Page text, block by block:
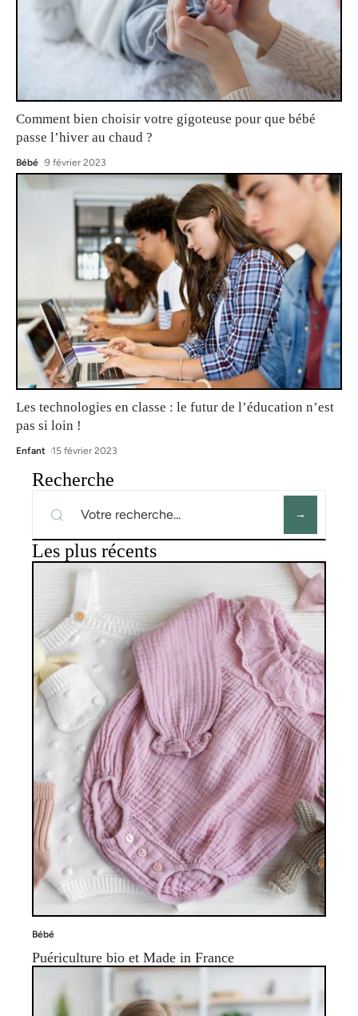
Comment bien choisir votre gigoteuse pour que bébé
passe l’hiver au chaud ?
Bébé 9 février 2023
Les technologies en classe : le futur de l’éducation n’est
pas si loin !
Enfant 15 février 2023
Recherche
Les plus récents
Bébé
Puériculture bio et Made in France